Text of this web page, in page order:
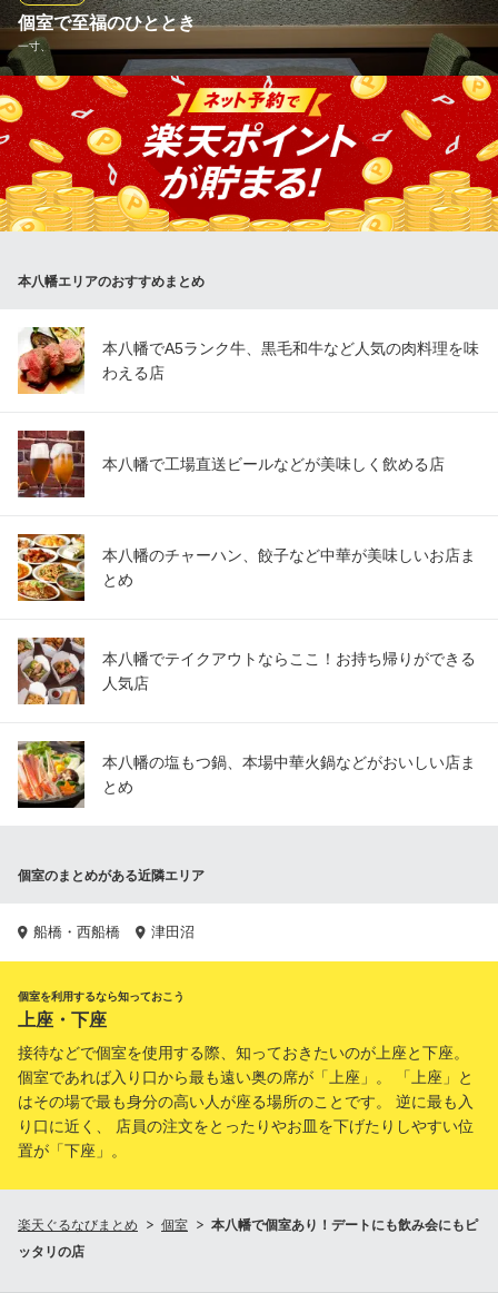
ファミリーレストラン
ＪＲ武蔵野線船橋法典駅 徒歩20分
千葉県市川市北方町4-1463-1
個室で至福のひととき
一寸、
大切な方とのご接待やご商談、お顔合わせのご会食にもおすすめ
です。また、大人数向けの個室もあり、ご会食や法事、慶事など
の幅広いシーンにご活用いただいけます。
一寸、
千葉県市川市南八幡4-4-5 ウィンズ本八幡B1
本八幡エリアのおすすめまとめ
本八幡でA5ランク牛、黒毛和牛など人気の肉料理を味
わえる店
本八幡で工場直送ビールなどが美味しく飲める店
本八幡のチャーハン、餃子など中華が美味しいお店ま
とめ
本八幡でテイクアウトならここ！お持ち帰りができる
人気店
本八幡の塩もつ鍋、本場中華火鍋などがおいしい店ま
とめ
個室のまとめがある近隣エリア
船橋・西船橋 津田沼
個室を利用するなら知っておこう
上座・下座
接待などで個室を使用する際、知っておきたいのが上座と下座。
個室であれば入り口から最も遠い奥の席が「上座」。 「上座」と
はその場で最も身分の高い人が座る場所のことです。 逆に最も入
り口に近く、 店員の注文をとったりやお皿を下げたりしやすい位
置が「下座」。
楽天ぐるなびまとめ 個室
本八幡で個室あり！デートにも飲み会にもピ
ッタリの店